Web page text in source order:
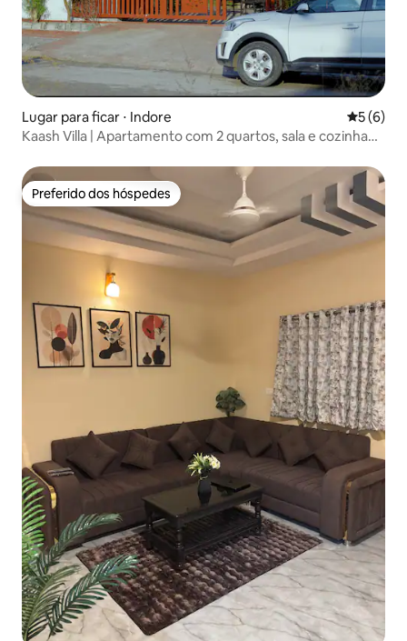
Lugar para ficar ⋅ Indore 5 de
5 (6)
Kaash Villa | Apartamento com 2 quartos, sala e cozinha
Preferido dos hóspedes
Preferido dos hóspedes